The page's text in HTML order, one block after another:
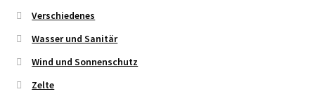
Verschiedenes
Wasser und Sanitär
Wind und Sonnenschutz
Zelte